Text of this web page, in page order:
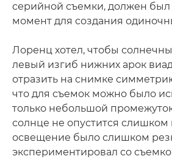
серийной съемки, должен был
момент для создания
Лоренц хотел, чтобы
левый изгиб нижних арок
отразить на снимке
что для съемок можно было
только небольшой
солнце не опустится слишком
освещение было слишком
экспериментировал со